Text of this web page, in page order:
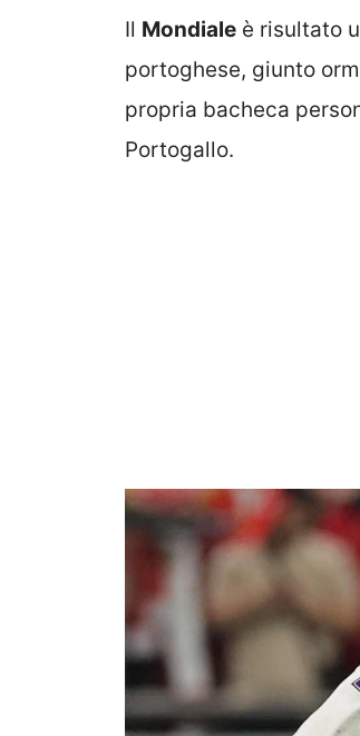
Il Mondiale è risultato
portoghese, giunto
propria bacheca
Portogallo.